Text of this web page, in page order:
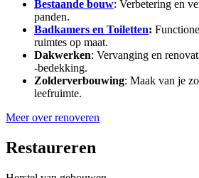
Bestaande bouw: Verbetering en
panden.
Badkamers en Toiletten:
ruimtes op maat.
Dakwerken: Vervanging en
-bedekking.
Zolderverbouwing: Maak van je
leefruimte.
Meer over renoveren
Restaureren